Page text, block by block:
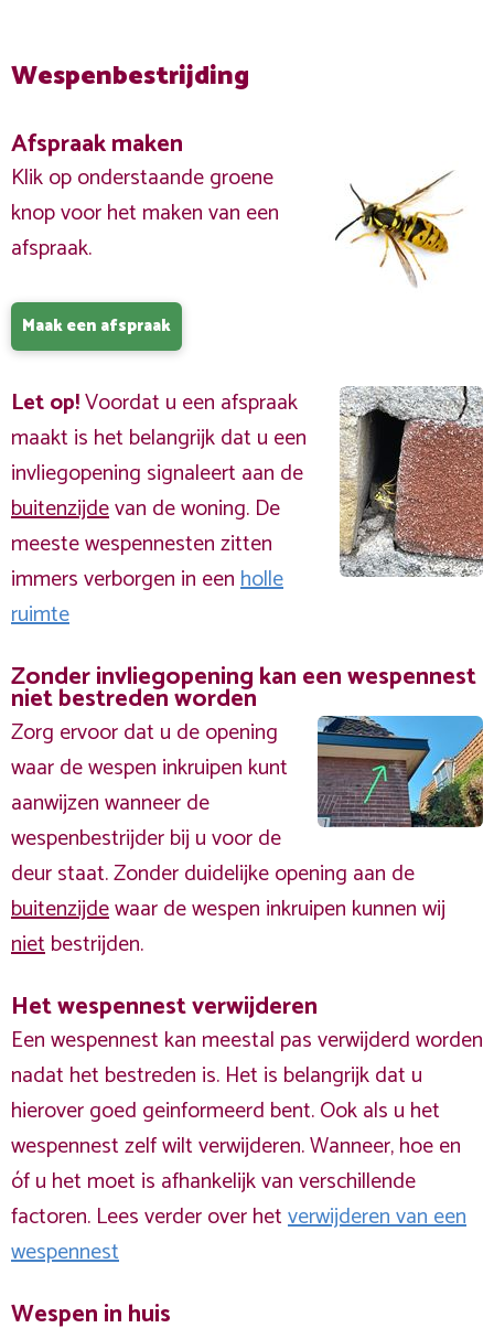
Wespenbestrijding
Afspraak maken
Klik op onderstaande groene
knop voor het maken van een
afspraak.
Maak een afspraak
Let op!Voordat u een afspraak
maakt is het belangrijk dat u een
invliegopening signaleert aan de
buitenzijdevan de woning. De
meeste wespennesten zitten
immers verborgen in eenholle
ruimte
Zonder invliegopening kan een wespennest
niet bestreden worden
Zorg ervoor dat u de opening
waar de wespen inkruipen kunt
aanwijzen wanneer de
wespenbestrijder bij u voor de
deur staat. Zonder duidelijke opening aan de
buitenzijdewaar de wespen inkruipen kunnen wij
nietbestrijden.
Het wespennest verwijderen
Een wespennest kan meestal pas verwijderd worden
nadat het bestreden is. Het is belangrijk dat u
hierover goed geinformeerd bent. Ook als u het
wespennest zelf wilt verwijderen. Wanneer, hoe en
óf u het moet is afhankelijk van verschillende
factoren. Lees verder over hetverwijderen van een
wespennest
Wespen in huis